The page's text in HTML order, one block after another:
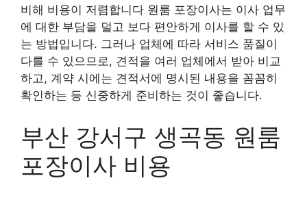
비해 비용이 저렴합니다 원룸 포장이사는 이사 업무
에 대한 부담을 덜고 보다 편안하게 이사를 할 수 있
는 방법입니다. 그러나 업체에 따라 서비스 품질이
다를 수 있으므로, 견적을 여러 업체에서 받아 비교
하고, 계약 시에는 견적서에 명시된 내용을 꼼꼼히
확인하는 등 신중하게 준비하는 것이 좋습니다.
부산 강서구 생곡동 원룸
포장이사 비용